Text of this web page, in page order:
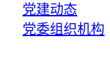
党建动态
党委组织机构